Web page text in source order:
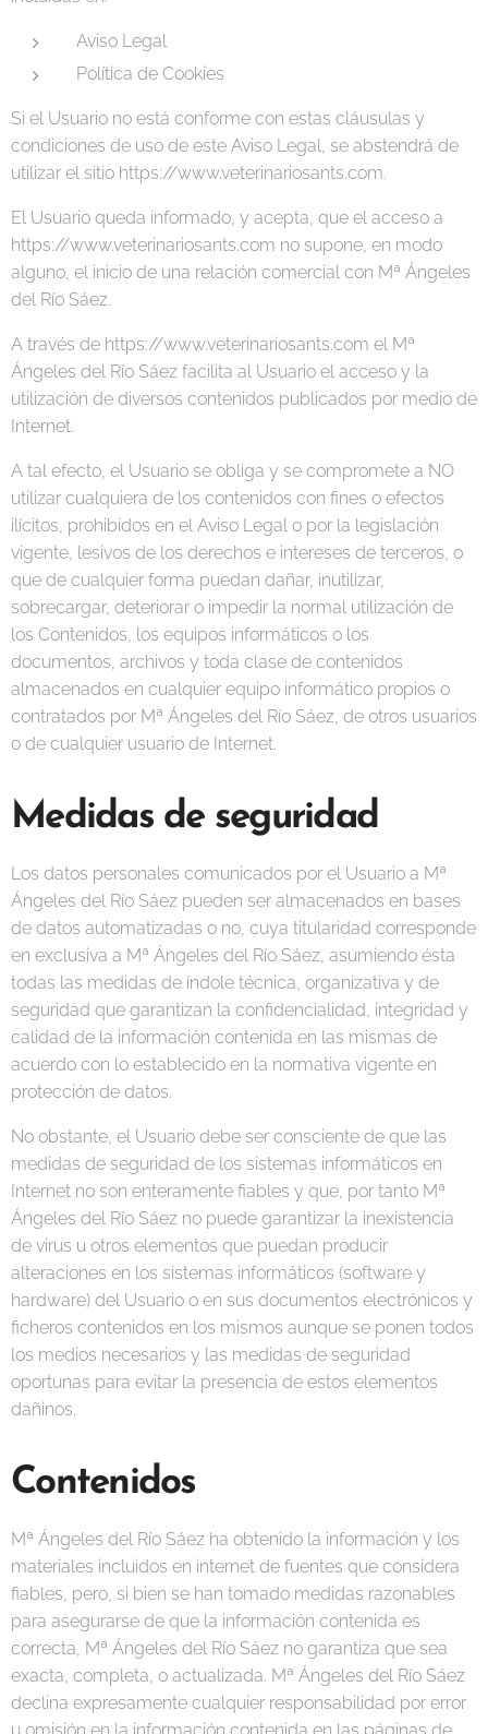
Aviso Legal
Política de Cookies
Si el Usuario no está conforme con estas cláusulas y
condiciones de uso de este Aviso Legal, se abstendrá de
utilizar el sitio https://www.veterinariosants.com.
El Usuario queda informado, y acepta, que el acceso a
https://www.veterinariosants.com no supone, en modo
alguno, el inicio de una relación comercial con Mª Ángeles
del Río Sáez.
A través de https://www.veterinariosants.com el Mª
Ángeles del Río Sáez facilita al Usuario el acceso y la
utilización de diversos contenidos publicados por medio de
Internet.
A tal efecto, el Usuario se obliga y se compromete a NO
utilizar cualquiera de los contenidos con fines o efectos
ilícitos, prohibidos en el Aviso Legal o por la legislación
vigente, lesivos de los derechos e intereses de terceros, o
que de cualquier forma puedan dañar, inutilizar,
sobrecargar, deteriorar o impedir la normal utilización de
los Contenidos, los equipos informáticos o los
documentos, archivos y toda clase de contenidos
almacenados en cualquier equipo informático propios o
contratados por Mª Ángeles del Río Sáez, de otros usuarios
o de cualquier usuario de Internet.
Medidas de seguridad
Los datos personales comunicados por el Usuario a Mª
Ángeles del Río Sáez pueden ser almacenados en bases
de datos automatizadas o no, cuya titularidad corresponde
en exclusiva a Mª Ángeles del Río Sáez, asumiendo ésta
todas las medidas de índole técnica, organizativa y de
seguridad que garantizan la confidencialidad, integridad y
calidad de la información contenida en las mismas de
acuerdo con lo establecido en la normativa vigente en
protección de datos.
No obstante, el Usuario debe ser consciente de que las
medidas de seguridad de los sistemas informáticos en
Internet no son enteramente fiables y que, por tanto Mª
Ángeles del Río Sáez no puede garantizar la inexistencia
de virus u otros elementos que puedan producir
alteraciones en los sistemas informáticos (software y
hardware) del Usuario o en sus documentos electrónicos y
ficheros contenidos en los mismos aunque se ponen todos
los medios necesarios y las medidas de seguridad
oportunas para evitar la presencia de estos elementos
dañinos.
Contenidos
Mª Ángeles del Río Sáez ha obtenido la información y los
materiales incluidos en internet de fuentes que considera
fiables, pero, si bien se han tomado medidas razonables
para asegurarse de que la información contenida es
correcta, Mª Ángeles del Río Sáez no garantiza que sea
exacta, completa, o actualizada. Mª Ángeles del Río Sáez
declina expresamente cualquier responsabilidad por error